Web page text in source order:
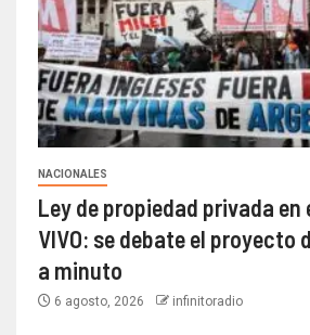
NACIONALES
Ley de propiedad privada en
VIVO: se debate el proyecto
a minuto
6 agosto, 2026 infinitoradio